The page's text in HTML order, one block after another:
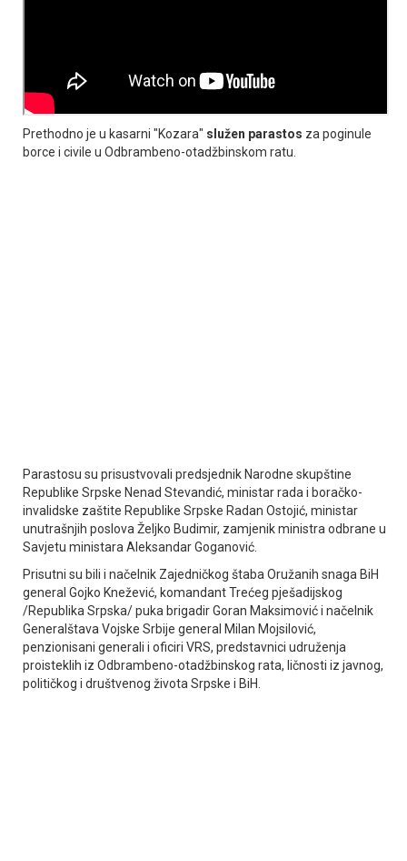
Prethodno je u kasarni "Kozara" služen parastos za poginule
borce i civile u Odbrambeno-otadžbinskom ratu.
Parastosu su prisustvovali predsjednik Narodne skupštine
Republike Srpske Nenad Stevandić, ministar rada i boračko-
invalidske zaštite Republike Srpske Radan Ostojić, ministar
unutrašnjih poslova Željko Budimir, zamjenik ministra odbrane u
Savjetu ministara Aleksandar Goganović.
Prisutni su bili i načelnik Zajedničkog štaba Oružanih snaga BiH
general Gojko Knežević, komandant Trećeg pješadijskog
/Republika Srpska/ puka brigadir Goran Maksimović i načelnik
Generalštava Vojske Srbije general Milan Mojsilović,
penzionisani generali i oficiri VRS, predstavnici udruženja
proisteklih iz Odbrambeno-otadžbinskog rata, ličnosti iz javnog,
političkog i društvenog života Srpske i BiH.